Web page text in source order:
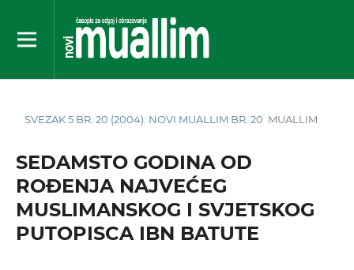
SVEZAK 5 BR. 20 (2004): NOVI MUALLIM BR. 20 MUALLIM
SEDAMSTO GODINA OD
ROĐENJA NAJVEĆEG
MUSLIMANSKOG I SVJETSKOG
PUTOPISCA IBN BATUTE